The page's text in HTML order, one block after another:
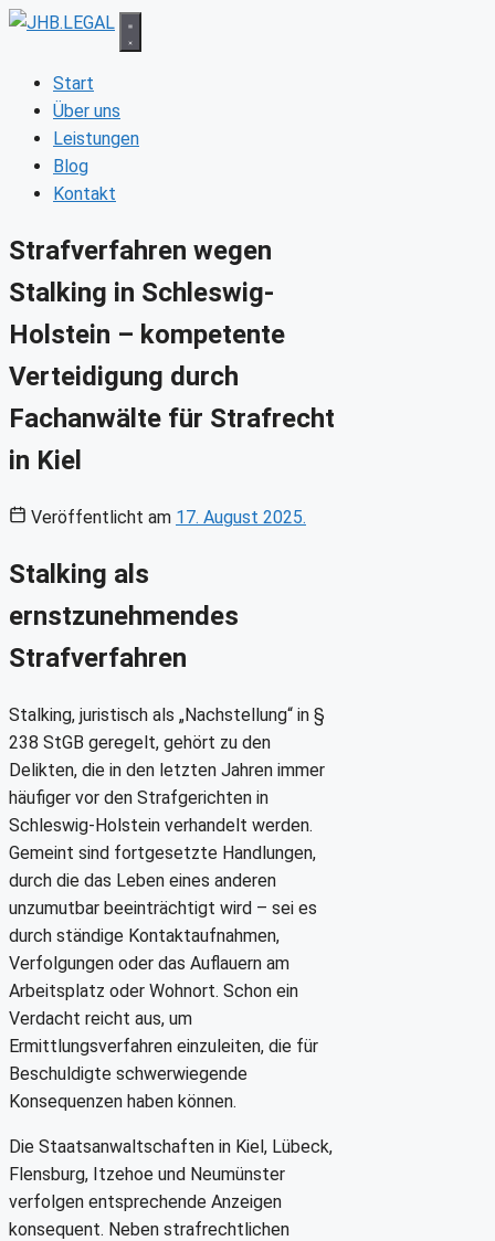
Zum
springenStart
Über uns
Leistungen
Blog
Kontakt
Strafverfahren wegen
Stalking in Schleswig-
Holstein – kompetente
Verteidigung durch
Fachanwälte für Strafrecht
in Kiel
Veröffentlicht am 17. August 2025.
Stalking als
ernstzunehmendes
Strafverfahren
Stalking, juristisch als „Nachstellung“ in §
238 StGB geregelt, gehört zu den
Delikten, die in den letzten Jahren immer
häufiger vor den Strafgerichten in
Schleswig-Holstein verhandelt werden.
Gemeint sind fortgesetzte Handlungen,
durch die das Leben eines anderen
unzumutbar beeinträchtigt wird – sei es
durch ständige Kontaktaufnahmen,
Verfolgungen oder das Auflauern am
Arbeitsplatz oder Wohnort. Schon ein
Verdacht reicht aus, um
Ermittlungsverfahren einzuleiten, die für
Beschuldigte schwerwiegende
Konsequenzen haben können.
Die Staatsanwaltschaften in Kiel, Lübeck,
Flensburg, Itzehoe und Neumünster
verfolgen entsprechende Anzeigen
konsequent. Neben strafrechtlichen